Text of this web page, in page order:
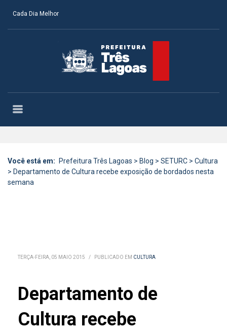
Cada Dia Melhor
Você está em: Prefeitura Três Lagoas > Blog > SETURC > Cultura
> Departamento de Cultura recebe exposição de bordados nesta
semana
TERÇA-FEIRA, 05 MAIO 2015 / PUBLICADO EM CULTURA
Departamento de
Cultura recebe